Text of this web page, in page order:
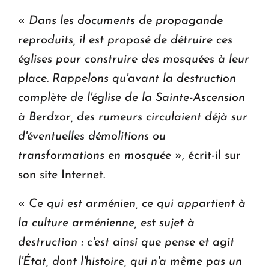
« Dans les documents de propagande
reproduits, il est proposé de détruire ces
églises pour construire des mosquées à leur
place. Rappelons qu'avant la destruction
complète de l'église de la Sainte-Ascension
à Berdzor, des rumeurs circulaient déjà sur
d'éventuelles démolitions ou
transformations en mosquée », écrit-il sur
son site Internet.
« Ce qui est arménien, ce qui appartient à
la culture arménienne, est sujet à
destruction : c'est ainsi que pense et agit
l'État, dont l'histoire, qui n'a même pas un